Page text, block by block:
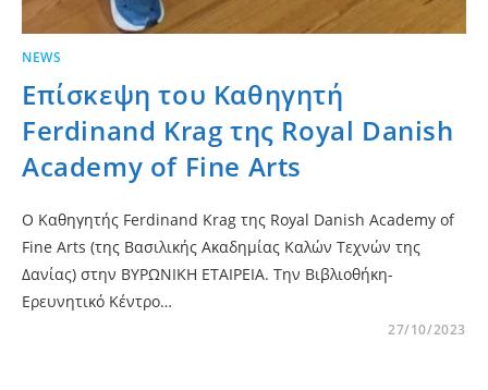
NEWS
Επίσκεψη του Καθηγητή
Ferdinand Krag της Royal Danish
Academy of Fine Arts
Ο Καθηγητής Ferdinand Krag της Royal Danish Academy of
Fine Arts (της Βασιλικής Ακαδημίας Καλών Τεχνών της
Δανίας) στην ΒΥΡΩΝΙΚΗ ΕΤΑΙΡΕΙΑ. Την Βιβλιοθήκη-
Ερευνητικό Κέντρο…
27/10/2023